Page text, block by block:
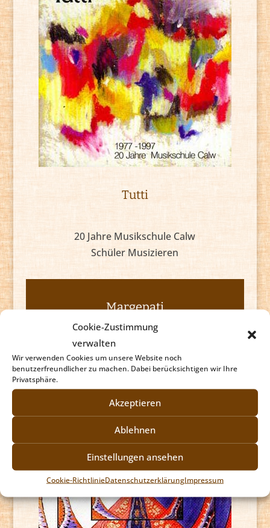
Cookie-Zustimmung
verwalten
Wir verwenden Cookies um unsere Website noch
benutzerfreundlicher zu machen. Dabei berücksichtigen wir Ihre
Privatsphäre.
Akzeptieren
Ablehnen
Einstellungen ansehen
Cookie-RichtlinieDatenschutzerklärungImpressum
Tutti
20 Jahre Musikschule Calw
Schüler Musizieren
Margepati
Tutti
Audio-
Player